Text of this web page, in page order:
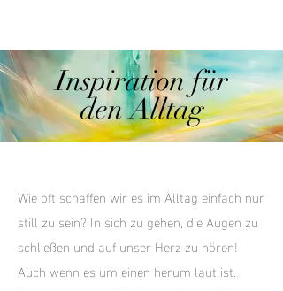
Inspiration für
den Alltag
Wie oft schaffen wir es im Alltag einfach nur
still zu sein? In sich zu gehen, die Augen zu
schließen und auf unser Herz zu hören!
Auch wenn es um einen herum laut ist.